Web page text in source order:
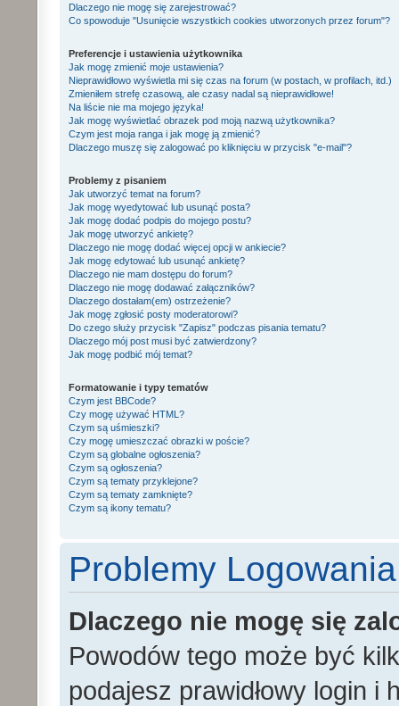
Dlaczego nie mogę się zarejestrować?
Co spowoduje "Usunięcie wszystkich cookies utworzonych przez forum"?
Preferencje i ustawienia użytkownika
Jak mogę zmienić moje ustawienia?
Nieprawidłowo wyświetla mi się czas na forum (w postach, w profilach, itd.)
Zmieniłem strefę czasową, ale czasy nadal są nieprawidłowe!
Na liście nie ma mojego języka!
Jak mogę wyświetlać obrazek pod moją nazwą użytkownika?
Czym jest moja ranga i jak mogę ją zmienić?
Dlaczego muszę się zalogować po kliknięciu w przycisk "e-mail"?
Problemy z pisaniem
Jak utworzyć temat na forum?
Jak mogę wyedytować lub usunąć posta?
Jak mogę dodać podpis do mojego postu?
Jak mogę utworzyć ankietę?
Dlaczego nie mogę dodać więcej opcji w ankiecie?
Jak mogę edytować lub usunąć ankietę?
Dlaczego nie mam dostępu do forum?
Dlaczego nie mogę dodawać załączników?
Dlaczego dostałam(em) ostrzeżenie?
Jak mogę zgłosić posty moderatorowi?
Do czego służy przycisk "Zapisz" podczas pisania tematu?
Dlaczego mój post musi być zatwierdzony?
Jak mogę podbić mój temat?
Formatowanie i typy tematów
Czym jest BBCode?
Czy mogę używać HTML?
Czym są uśmieszki?
Czy mogę umieszczać obrazki w poście?
Czym są globalne ogłoszenia?
Czym są ogłoszenia?
Czym są tematy przyklejone?
Czym są tematy zamknięte?
Czym są ikony tematu?
Problemy
Dlaczego nie mogę się
Powodów tego może być
podajesz prawidłowy login i